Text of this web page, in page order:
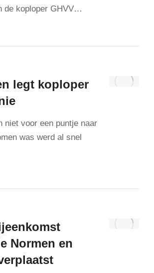
de koploper GHVV…
legt koploper
niet voor een puntje naar
was werd al snel
Normen en